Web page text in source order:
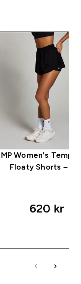
MP Women's Tempo
Floaty Shorts –
620 kr‎